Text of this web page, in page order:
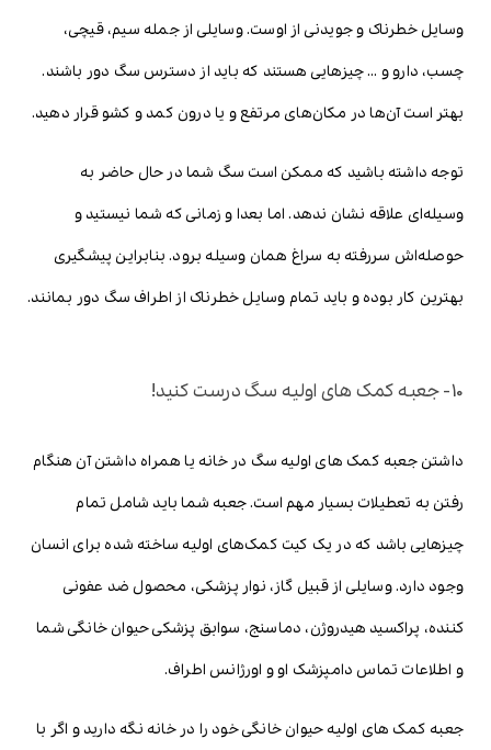
وسایل خطرناک و جویدنی از اوست. وسایلی از جمله سیم، قیچی،
چسب، دارو و … چیزهایی هستند که باید از دسترس سگ دور باشند.
بهتر است آن‌ها در مکان‌های مرتفع و یا درون کمد و کشو قرار دهید.
توجه داشته باشید که ممکن است سگ شما در حال حاضر به
وسیله‌ای علاقه نشان ندهد. اما بعدا و زمانی که شما نیستید و
حوصله‌اش سررفته به سراغ همان وسیله برود. بنابراین پیشگیری
بهترین کار بوده و باید تمام وسایل خطرناک از اطراف سگ دور بمانند.
10- جعبه کمک های اولیه سگ درست کنید!
داشتن جعبه کمک های اولیه سگ در خانه یا همراه داشتن آن هنگام
رفتن به تعطیلات بسیار مهم است. جعبه شما باید شامل تمام
چیزهایی باشد که در یک کیت کمک‌های اولیه ساخته شده برای انسان
وجود دارد. وسایلی از قبیل گاز، نوار پزشکی، محصول ضد عفونی
کننده، پراکسید هیدروژن، دماسنج، سوابق پزشکی حیوان خانگی شما
و اطلاعات تماس دامپزشک او و اورژانس اطراف.
جعبه کمک های اولیه حیوان خانگی خود را در خانه نگه دارید و اگر با